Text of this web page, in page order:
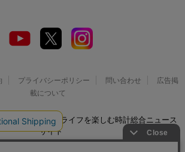
プライバシーポリシー 問い合わせ
広告掲
載について
｜ウオッチライフを楽しむ時計総合ニュース
サイト